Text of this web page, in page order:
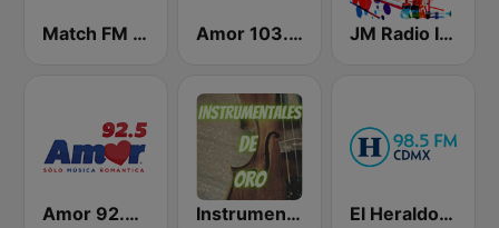
Match FM 99.3 Amor 103.3 FM JM Radio Instrumental Relax
Amor 92.5 FM Instrumentales de Oro Radio El Heraldo de México